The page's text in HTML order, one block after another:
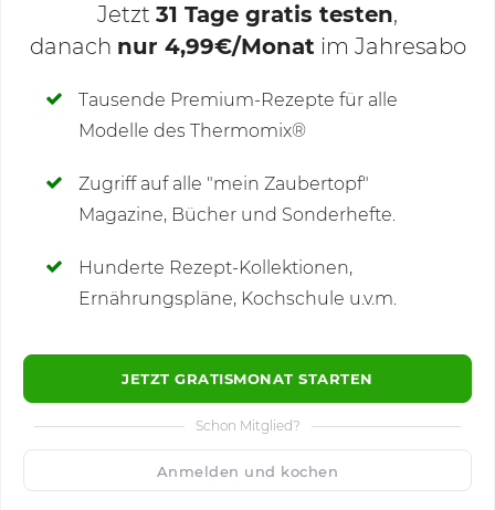
Deine Notizen
Jetzt 31 Tage gratis testen,
danach nur 4,99€/Monat im Jahresabo
Tausende Premium-Rezepte für alle
Modelle des Thermomix®
Zugriff auf alle "mein Zaubertopf"
Magazine, Bücher und Sonderhefte.
Hunderte Rezept-Kollektionen,
Ernährungspläne, Kochschule u.v.m.
JETZT GRATISMONAT STARTEN
Schon Mitglied?
Anmelden und kochen
Kommentare(1)
🙂 Speichern